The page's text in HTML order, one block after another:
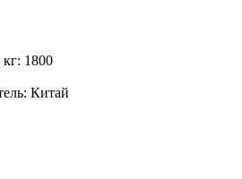
1800
Китай